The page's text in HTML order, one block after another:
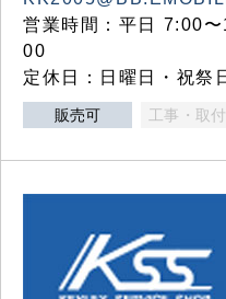
営業時間：平日 7:00
00
定休日：日曜日・祝祭
販売可 工事・取